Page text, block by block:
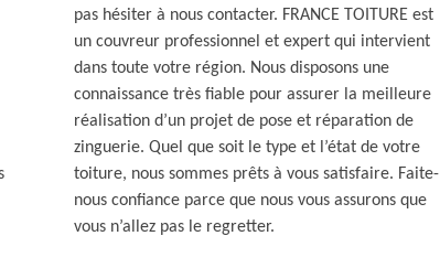
pas hésiter à nous contacter. FRANCE TOITURE est
un couvreur professionnel et expert qui intervient
dans toute votre région. Nous disposons une
connaissance très fiable pour assurer la meilleure
réalisation d’un projet de pose et réparation de
zinguerie. Quel que soit le type et l’état de votre
toiture, nous sommes prêts à vous satisfaire. Faite-
nous confiance parce que nous vous assurons que
vous n’allez pas le regretter.